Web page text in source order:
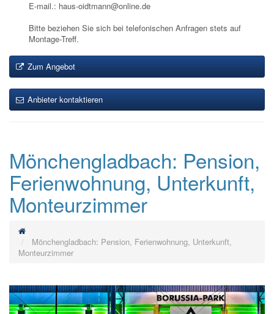
E-mail.: haus-oidtmann@online.de
Bitte beziehen Sie sich bei telefonischen Anfragen stets auf
Montage-Treff.
Zum Angebot
Anbieter kontaktieren
Mönchengladbach: Pension,
Ferienwohnung, Unterkunft,
Monteurzimmer
Mönchengladbach: Pension, Ferienwohnung, Unterkunft,
Monteurzimmer